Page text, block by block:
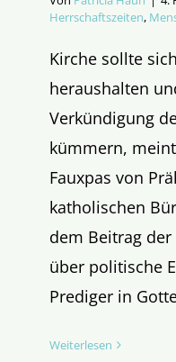
Herrschaftszeiten,
Kirche sollte
heraushalten
Verkündigung
kümmern,
Fauxpas von
katholischen
dem Beitrag
über politische
Prediger in
Weiterlesen